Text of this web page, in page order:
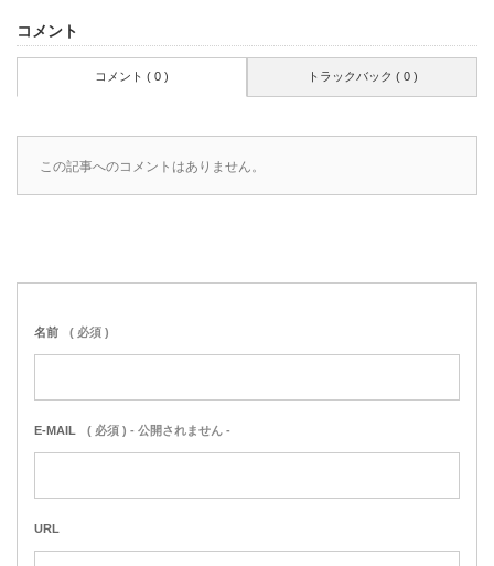
コメント
コメント ( 0 ) トラックバック ( 0 )
この記事へのコメントはありません。
名前 ( 必須 )
E-MAIL ( 必須 ) - 公開されません -
URL